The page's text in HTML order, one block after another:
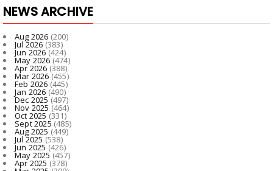
NEWS ARCHIVE
Aug 2026 (200)
Jul 2026 (383)
Jun 2026(424)
May 2026(474)
Apr 2026 (388)
Mar 2026(455)
Feb 2026 (445)
Jan 2026 (490)
Dec 2025(497)
Nov 2025 (464)
Oct 2025 (331)
Sept 2025 (485)
Aug 2025 (449)
Jul 2025 (538)
Jun 2025(426)
May 2025(457)
Apr 2025 (378)